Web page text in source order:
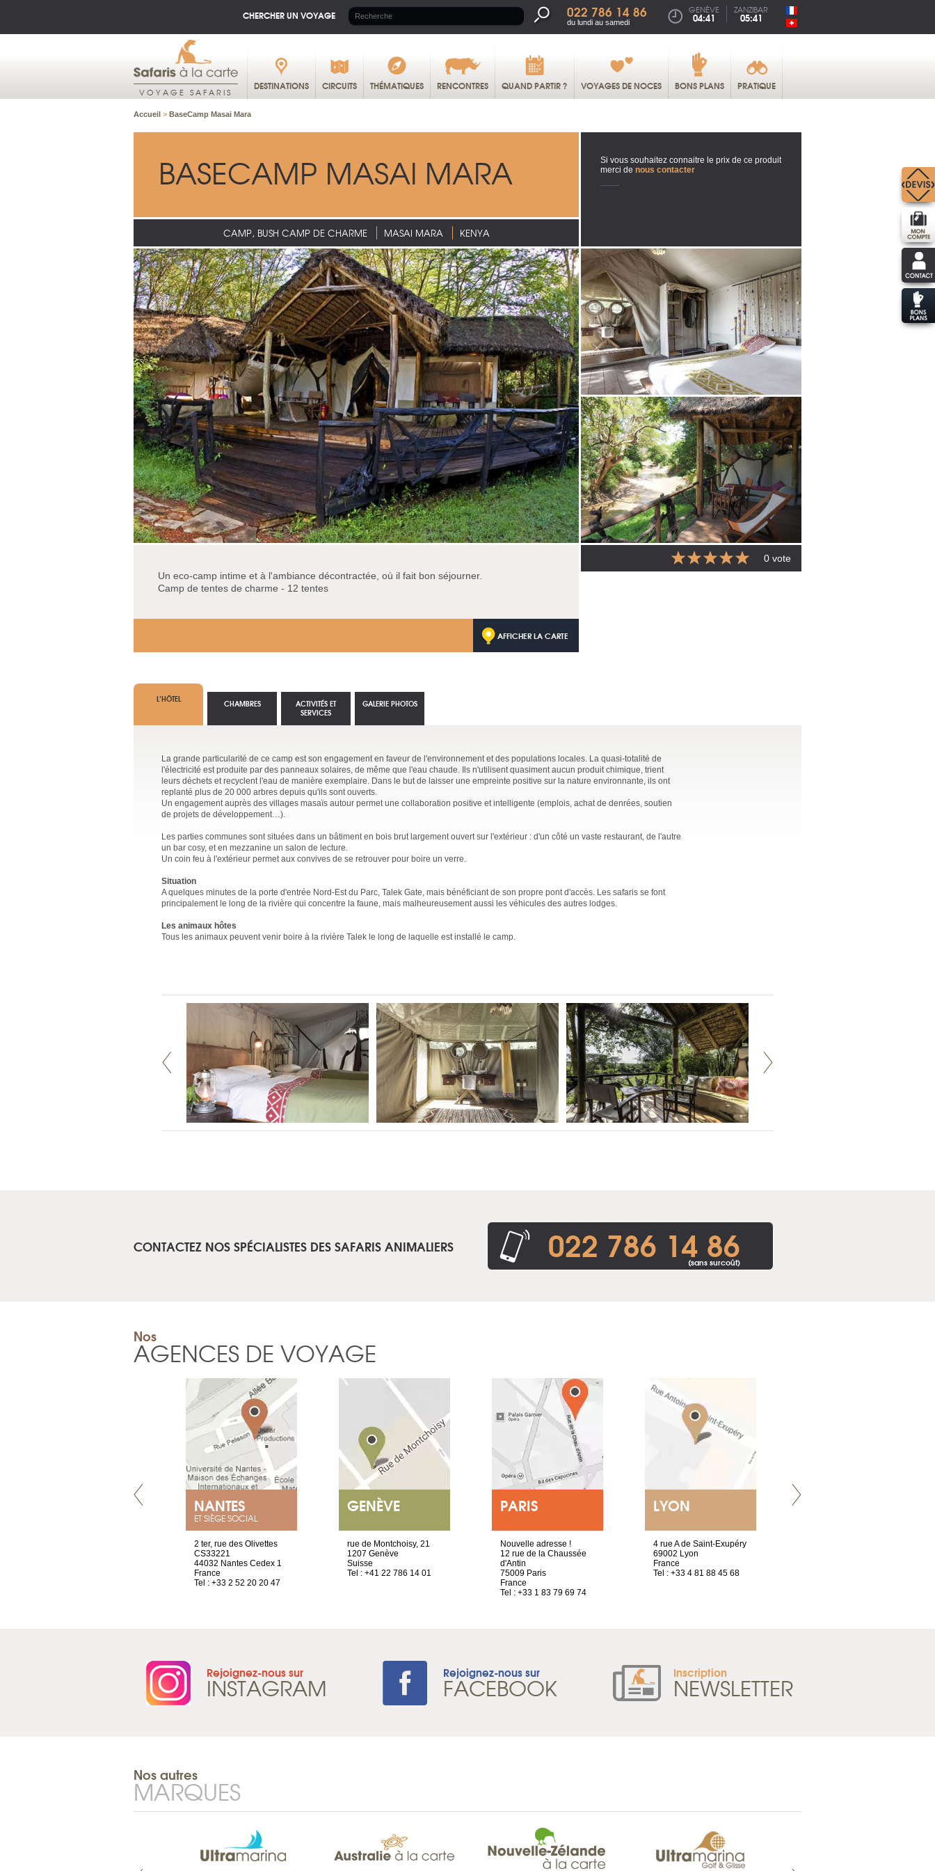
CHERCHER UN VOYAGE 022 786 14 86
du lundi au samedi
GENÈVE
04:41
ZANZIBAR
05:41
VOYAGE SAFARIS DESTINATIONS CIRCUITS THÉMATIQUES RENCONTRES QUAND PARTIR ? VOYAGES DE NOCES BONS PLANS PRATIQUE
Accueil > BaseCamp Masai Mara
BASECAMP MASAI MARA
CAMP, BUSH CAMP DE CHARME MASAI MARA KENYA
Si vous souhaitez connaitre le prix de ce produit
merci de nous contacter
Un eco-camp intime et à l'ambiance décontractée, où il fait bon séjourner.
Camp de tentes de charme - 12 tentes
AFFICHER LA CARTE
0 vote
L’HÔTEL
La grande particularité de ce camp est son engagement en faveur de l'environnement et des populations locales. La quasi-totalité de
l'électricité est produite par des panneaux solaires, de même que l'eau chaude. Ils n'utilisent quasiment aucun produit chimique, trient
leurs déchets et recyclent l'eau de manière exemplaire. Dans le but de laisser une empreinte positive sur la nature environnante, ils ont
replanté plus de 20 000 arbres depuis qu'ils sont ouverts.
Un engagement auprès des villages masaïs autour permet une collaboration positive et intelligente (emplois, achat de denrées, soutien
de projets de développement…).
Les parties communes sont situées dans un bâtiment en bois brut largement ouvert sur l'extérieur : d'un côté un vaste restaurant, de l'autre
un bar cosy, et en mezzanine un salon de lecture.
Un coin feu à l'extérieur permet aux convives de se retrouver pour boire un verre.
Situation
A quelques minutes de la porte d'entrée Nord-Est du Parc, Talek Gate, mais bénéficiant de son propre pont d'accès. Les safaris se font
principalement le long de la rivière qui concentre la faune, mais malheureusement aussi les véhicules des autres lodges.
Les animaux hôtes
Tous les animaux peuvent venir boire à la rivière Talek le long de laquelle est installé le camp.
CHAMBRES
ACTIVITÉS ET
SERVICES
GALERIE PHOTOS
CONTACTEZ NOS SPÉCIALISTES DES SAFARIS ANIMALIERS 022 786 14 86
(sans surcoût)
Nos
AGENCES DE VOYAGE
NANTES
ET SIÈGE SOCIAL
2 ter, rue des Olivettes
CS33221
44032 Nantes Cedex 1
France
Tel : +33 2 52 20 20 47
GENÈVE
rue de Montchoisy, 21
1207 Genève
Suisse
Tel : +41 22 786 14 01
PARIS
Nouvelle adresse !
12 rue de la Chaussée
d'Antin
75009 Paris
France
Tel : +33 1 83 79 69 74
LYON
4 rue A de Saint-Exupéry
69002 Lyon
France
Tel : +33 4 81 88 45 68
Rejoignez-nous sur
INSTAGRAM Rejoignez-nous sur
FACEBOOK Inscription
NEWSLETTER
Nos autres
MARQUES